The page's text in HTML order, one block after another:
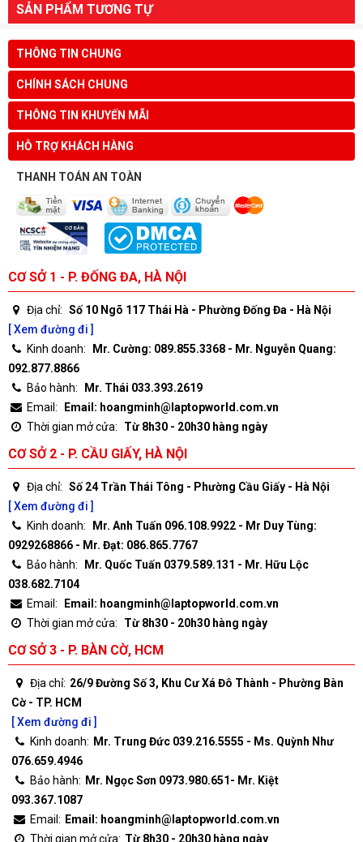
SẢN PHẨM TƯƠNG TỰ
THÔNG TIN CHUNG
CHÍNH SÁCH CHUNG
THÔNG TIN KHUYẾN MÃI
HỖ TRỢ KHÁCH HÀNG
THANH TOÁN AN TOÀN
CƠ SỞ 1 - P. ĐỐNG ĐA, HÀ NỘI
Địa chỉ: Số 10 Ngõ 117 Thái Hà - Phường Đống Đa - Hà Nội
[ Xem đường đi ]
Kinh doanh:
Mr. Cường: 089.855.3368 - Mr. Nguyễn Quang:
092.877.8866
Bảo hành:
Mr. Thái 033.393.2619
Email:
Email: hoangminh@laptopworld.com.vn
Thời gian mở cửa:
Từ 8h30 - 20h30 hàng ngày
CƠ SỞ 2 - P. CẦU GIẤY, HÀ NỘI
Địa chỉ: Số 24 Trần Thái Tông - Phường Cầu Giấy - Hà Nội
[ Xem đường đi ]
Kinh doanh:
Mr. Anh Tuấn 096.108.9922 - Mr Duy Tùng:
0929268866 - Mr. Đạt: 086.865.7767
Bảo hành:
Mr. Quốc Tuấn 0379.589.131 - Mr. Hữu Lộc
038.682.7104
Email:
Email: hoangminh@laptopworld.com.vn
Thời gian mở cửa:
Từ 8h30 - 20h30 hàng ngày
CƠ SỞ 3 - P. BÀN CỜ, HCM
Địa chỉ: 26/9 Đường Số 3, Khu Cư Xá Đô Thành - Phường Bàn
Cờ - TP. HCM
[ Xem đường đi ]
Kinh doanh: Mr. Trung Đức 039.216.5555 - Ms. Quỳnh Như
076.659.4946
Bảo hành: Mr. Ngọc Sơn 0973.980.651- Mr. Kiệt
093.367.1087
Email: Email: hoangminh@laptopworld.com.vn
Thời gian mở cửa: Từ 8h30 - 20h30 hàng ngày